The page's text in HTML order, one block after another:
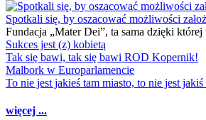
Spotkali się, by oszacować możliwości
Fundacja „Mater Dei”, ta sama dzięki
Sukces jest (z) kobietą
Tak się bawi, tak się bawi ROD Kopernik!
Malbork w Europarlamencie
To nie jest jakieś tam miasto, to nie jest jakiś
więcej ...